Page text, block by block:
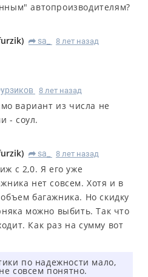
автопроизводителям?
) R sa_ 8 лет назад
8 лет назад
вариант из числа не
- соул.
) R sa_ 8 лет назад
с 2,0. Я его уже
нет совсем. Хотя и в
багажника. Но скидку
можно выбить. Так что
Как раз на сумму вот
по надежности мало,
совсем понятно.